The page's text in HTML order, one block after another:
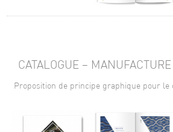
CATALOGUE –
Proposition de principe graphique pour le